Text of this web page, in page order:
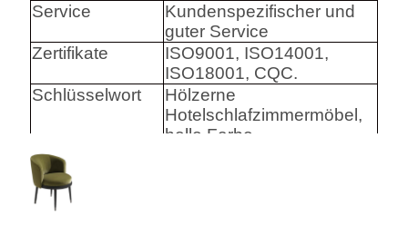
Service
Kundenspezifischer und
guter Service
Zertifikate
ISO9001, ISO14001,
ISO18001, CQC.
Schlüsselwort
Hölzerne
Hotelschlafzimmermöbel,
helle Farbe
Harware